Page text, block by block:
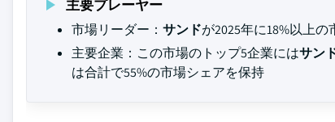
主要プレーヤー
市場リーダー： サンドが2025年に18%以上
主要企業：この市場のトップ5企業にはサン
は合計で55%の市場シェアを保持